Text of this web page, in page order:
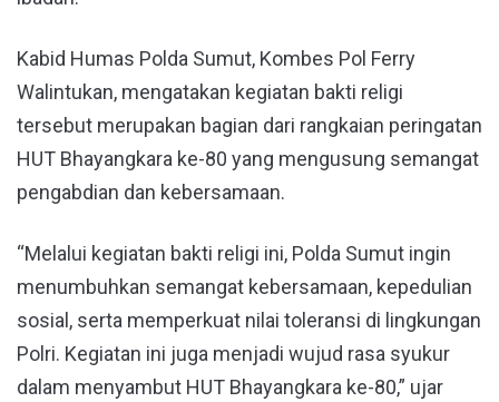
Kabid Humas Polda Sumut, Kombes Pol Ferry
Walintukan, mengatakan kegiatan bakti religi
tersebut merupakan bagian dari rangkaian peringatan
HUT Bhayangkara ke-80 yang mengusung semangat
pengabdian dan kebersamaan.
“Melalui kegiatan bakti religi ini, Polda Sumut ingin
menumbuhkan semangat kebersamaan, kepedulian
sosial, serta memperkuat nilai toleransi di lingkungan
Polri. Kegiatan ini juga menjadi wujud rasa syukur
dalam menyambut HUT Bhayangkara ke-80,” ujar